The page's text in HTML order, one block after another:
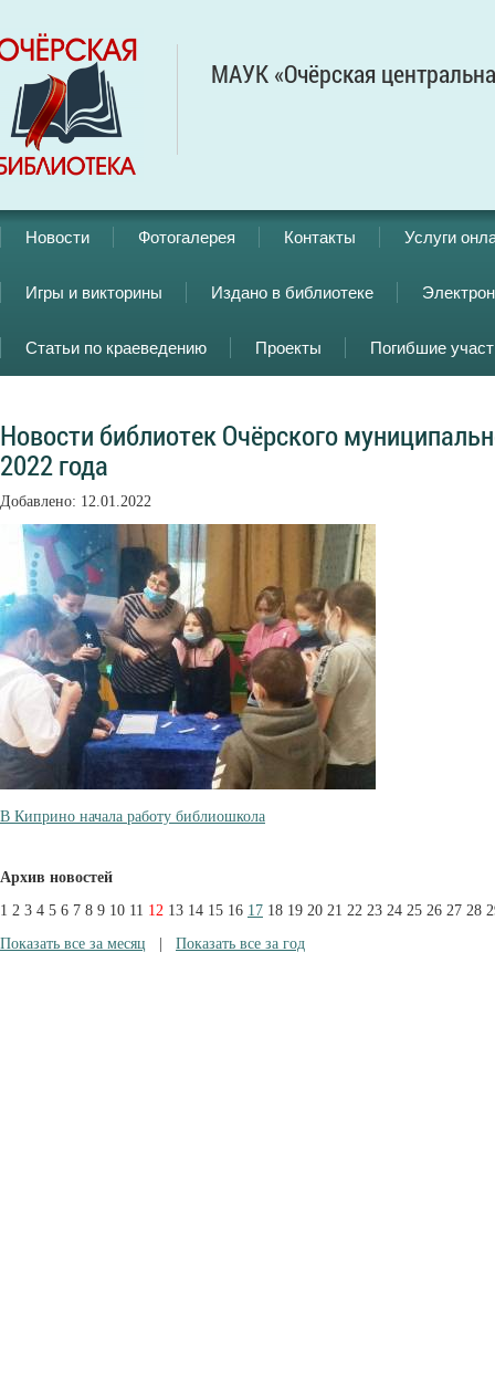
МАУК «Очёрская
Новости Фотогалерея Контакты Услуги
Игры и викторины Издано в библиотеке
Статьи по краеведению Проекты Погибшие
Новости библиотек Очёрского
2022 года
Добавлено: 12.01.2022
В Киприно начала работу библиошкола
Архив новостей
1 2 3 4 5 6 7 8 9 10 11 12 13 14 15 16 17 18 19 20 21 22 23 24 25 26 27 28
Показать все за месяц
Показать все за год